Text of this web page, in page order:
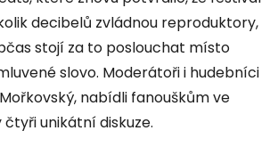
decibelů zvládnou reproduktory,
stojí za to poslouchat místo
slovo. Moderátoři i hudebníci
nabídli fanouškům ve
unikátní diskuze.